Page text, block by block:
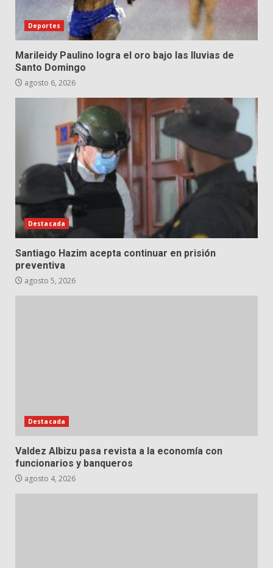
Deportes
Marileidy Paulino logra el oro bajo las lluvias de
Santo Domingo
agosto 6, 2026
Destacada
Santiago Hazim acepta continuar en prisión
preventiva
agosto 5, 2026
Destacada
Valdez Albizu pasa revista a la economía con
funcionarios y banqueros
agosto 4, 2026